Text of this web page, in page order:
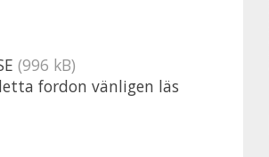
(996 kB)
fordon vänligen läs